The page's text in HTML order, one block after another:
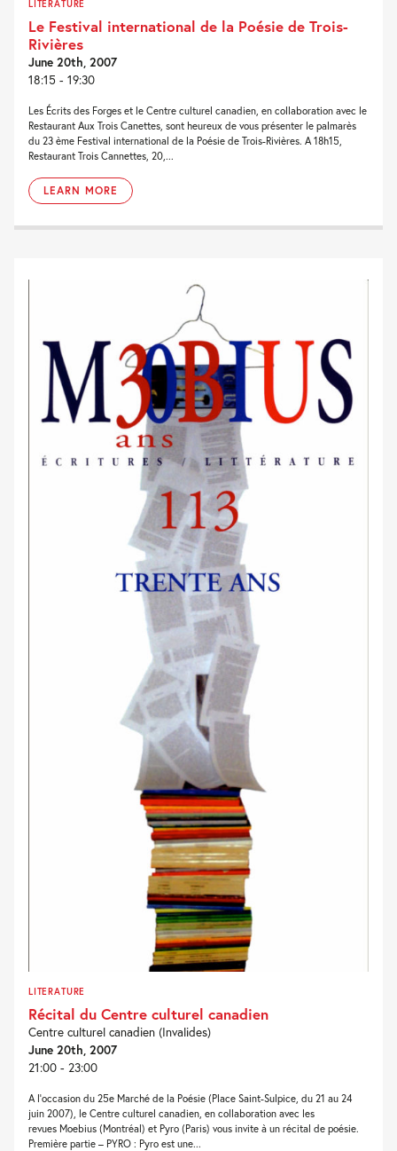
LITERATURE
Le Festival international de la Poésie de Trois-
Rivières
June 20th, 2007
18:15 - 19:30
Les Écrits des Forges et le Centre culturel canadien, en collaboration avec le
Restaurant Aux Trois Canettes, sont heureux de vous présenter le palmarès
du 23 ème Festival international de la Poésie de Trois-Rivières. A 18h15,
Restaurant Trois Cannettes, 20,...
LEARN MORE
LITERATURE
Récital du Centre culturel canadien
Centre culturel canadien (Invalides)
June 20th, 2007
21:00 - 23:00
A l’occasion du 25e Marché de la Poésie (Place Saint-Sulpice, du 21 au 24
juin 2007), le Centre culturel canadien, en collaboration avec les
revues Moebius (Montréal) et Pyro (Paris) vous invite à un récital de poésie.
Première partie – PYRO : Pyro est une...